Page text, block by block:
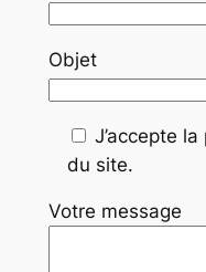
Objet
J’accepte
du site.
Votre message